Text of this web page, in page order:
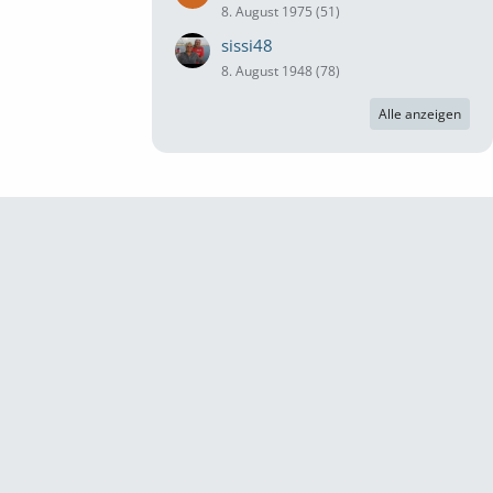
8. August 1975 (51)
sissi48
8. August 1948 (78)
Alle anzeigen